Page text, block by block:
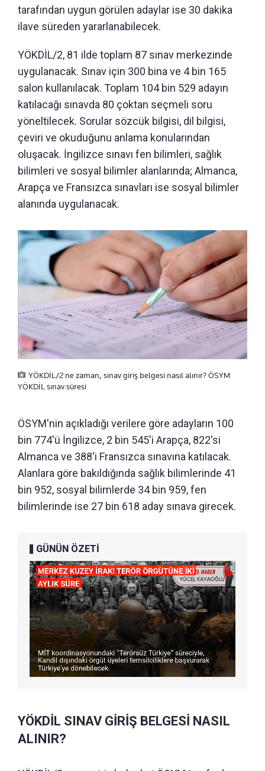
tarafından uygun görülen adaylar ise 30 dakika
ilave süreden yararlanabilecek.
YÖKDİL/2, 81 ilde toplam 87 sınav merkezinde
uygulanacak. Sınav için 300 bina ve 4 bin 165
salon kullanılacak. Toplam 104 bin 529 adayın
katılacağı sınavda 80 çoktan seçmeli soru
yöneltilecek. Sorular sözcük bilgisi, dil bilgisi,
çeviri ve okuduğunu anlama konularından
oluşacak. İngilizce sınavı fen bilimleri, sağlık
bilimleri ve sosyal bilimler alanlarında; Almanca,
Arapça ve Fransızca sınavları ise sosyal bilimler
alanında uygulanacak.
YÖKDİL/2 ne zaman, sınav giriş belgesi nasıl alınır? ÖSYM
YÖKDİL sınav süresi
ÖSYM'nin açıkladığı verilere göre adayların 100
bin 774'ü İngilizce, 2 bin 545'i Arapça, 822'si
Almanca ve 388'i Fransızca sınavına katılacak.
Alanlara göre bakıldığında sağlık bilimlerinde 41
bin 952, sosyal bilimlerde 34 bin 959, fen
bilimlerinde ise 27 bin 618 aday sınava girecek.
GÜNÜN ÖZETİ
YÖKDİL SINAV GİRİŞ BELGESİ NASIL
ALINIR?